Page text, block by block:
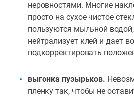
неровностями. Многие
просто на сухое чистое
пользуются мыльной
нейтрализует клей и дает
подкорректировать
выгонка пузырьков.
пленку так, чтобы не